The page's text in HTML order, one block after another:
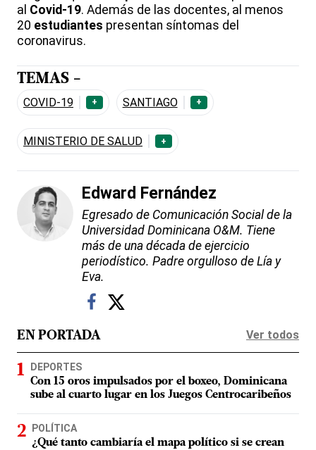
al Covid-19. Además de las docentes, al menos
20 estudiantes presentan síntomas del
coronavirus.
TEMAS -
COVID-19 + SANTIAGO +
MINISTERIO DE SALUD +
Edward Fernández
Egresado de Comunicación Social de la
Universidad Dominicana O&M. Tiene
más de una década de ejercicio
periodístico. Padre orgulloso de Lía y
Eva.
EN PORTADA Ver todos
DEPORTES
Con 15 oros impulsados por el boxeo, Dominicana
sube al cuarto lugar en los Juegos Centrocaribeños
POLÍTICA
¿Qué tanto cambiaría el mapa político si se crean